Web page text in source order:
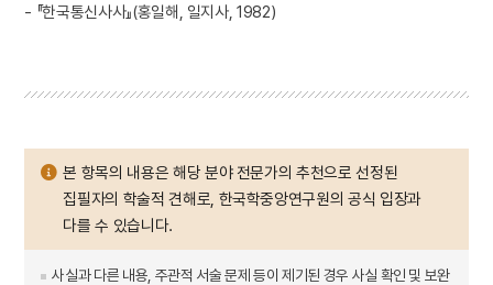
- 『한국통신사사』(홍일해, 일지사, 1982)
본 항목의 내용은 해당 분야 전문가의 추천으로 선정된
집필자의 학술적 견해로, 한국학중앙연구원의 공식 입장과
다를 수 있습니다.
사실과 다른 내용, 주관적 서술 문제 등이 제기된 경우 사실 확인 및 보완